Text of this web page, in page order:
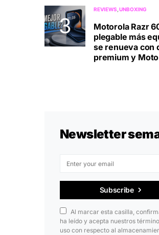
REVIEWS UNBOXING
Motorola Razr
plegable más
se renueva con
premium y
Newsletter
Subscribe
Al marcar esta casilla,
ha leído y acepta nuestros
uso con respecto al